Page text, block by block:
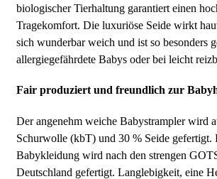
biologischer Tierhaltung garantiert einen
Tragekomfort. Die luxuriöse Seide wirkt
sich wunderbar weich und ist so besonders
allergiegefährdete Babys oder bei leicht
Fair produziert und freundlich zur
Der angenehm weiche Babystrampler wird
Schurwolle (kbT) und 30 % Seide gefertigt.
Babykleidung wird nach den strengen
Deutschland gefertigt. Langlebigkeit, eine